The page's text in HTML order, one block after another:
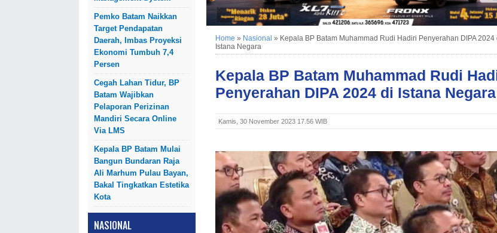
Pemko Batam Naikkan
Target Pendapatan
Daerah, Imbas Proyeksi
Ekonomi Tumbuh 7,4
Persen
Cegah Lahan Tidur, BP
Batam Wajibkan
Pelaporan Perizinan
Mandiri Secara Online
Via LMS
Kepala BP Batam Mulai
Bangun Bundaran Raja
Ali Marhum Pulau Bayan,
Bakal Tingkatkan Estetika
Kota
NASIONAL
Home » Nasional » Kepala BP Batam Muhammad Rudi Hadiri Penyerahan DIPA 2024
Istana Negara
Kepala BP Batam Muhammad Rudi
Penyerahan DIPA 2024 di Istana Negara
Kamis, 30 November 2023 17.56 WIB